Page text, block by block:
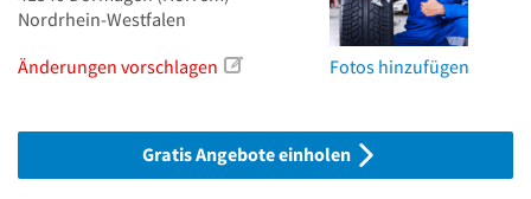
Nordrhein-Westfalen
Änderungen vorschlagen
Fotos hinzufügen
Gratis Angebote einholen